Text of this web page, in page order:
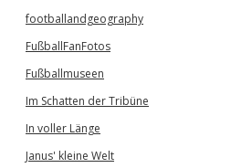
footballandgeography
FußballFanFotos
Fußballmuseen
Im Schatten der Tribüne
In voller Länge
Janus' kleine Welt